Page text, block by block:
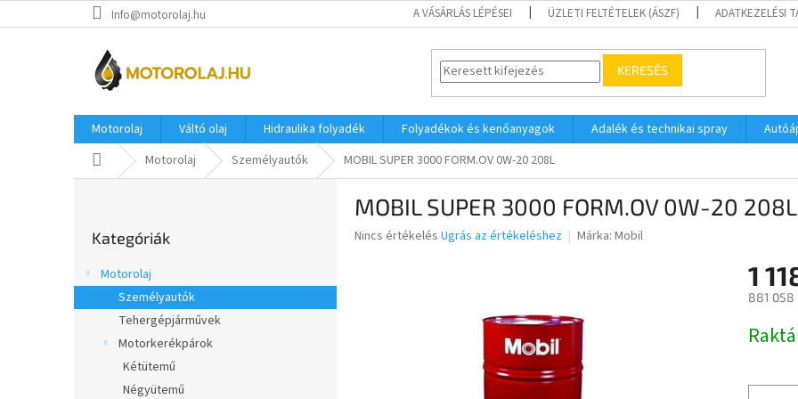
a
Info@motorolaj.hu A VÁSÁRLÁS LÉPÉSEI ÜZLETI FELTÉTELEK (ÁSZF) ADATKEZELÉSI
KERESÉS
Motorolaj Váltó olaj Hidraulika folyadék Folyadékok és kenőanyagok Adalék és technikai spray
KezdőlapMotorolaj Személyautók MOBIL SUPER 3000 FORM.OV 0W-20 208L
s
ó
átugrása
Kategóriák
Motorolaj
Személyautók
Tehergépjárművek
Motorkerékpárok
Kétütemű
Négyütemű
MOBIL SUPER 3000 FORM.OV 0W-20 208L
A
Nincs értékelés Ugrás az értékeléshez Márka: Mobil
1
881 058